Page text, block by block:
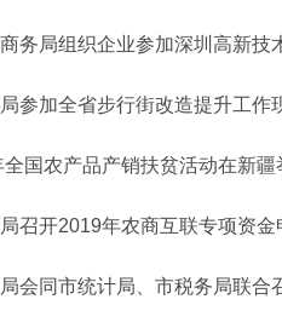
务局组织企业参加深圳高新技
参加全省步行街改造提升工作
全国农产品产销扶贫活动在新疆
召开2019年农商互联专项资金
会同市统计局、市税务局联合